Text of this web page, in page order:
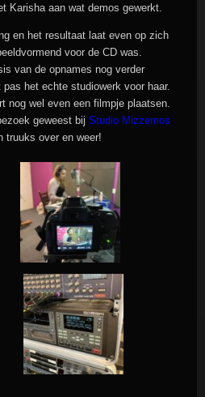
Karisha aan wat demos gewerkt.
en het resultaat laat even op zich
voor de CD was.
van de opnames nog verder
het echte studiowerk voor haar.
nog wel even een filmpje plaatsen.
geweest bij Studio Mizzemos
truuks over en weer!